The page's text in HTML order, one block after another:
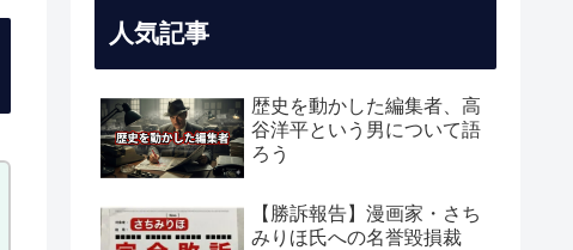
人気記事
歴史を動かした編集者、高
谷洋平という男について語
ろう
【勝訴報告】漫画家・さち
みりほ氏への名誉毀損裁